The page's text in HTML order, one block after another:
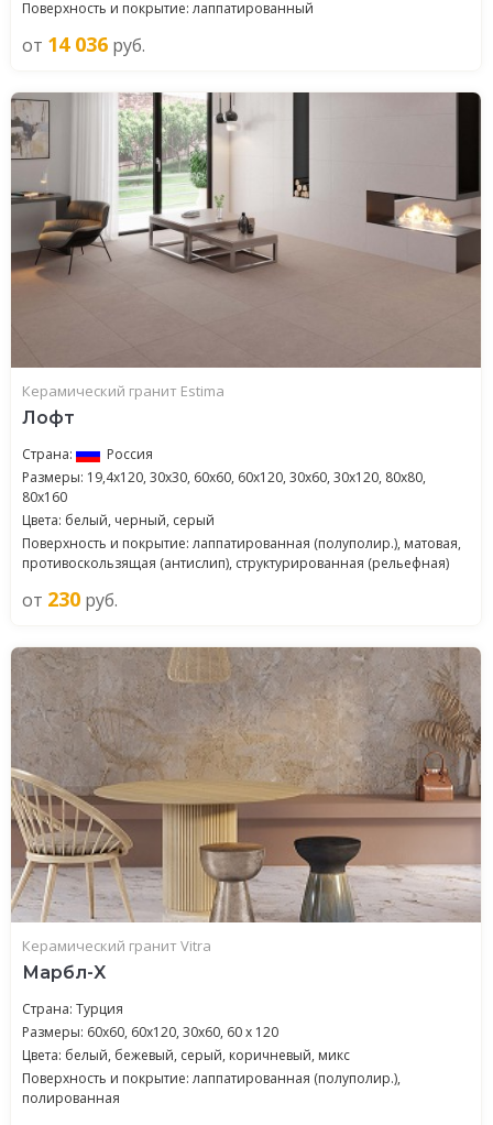
Поверхность и покрытие: лаппатированный
от 14 036 руб.
Керамический гранит Estima
Лофт
Страна:
Россия
Размеры: 19,4x120, 30x30, 60x60, 60x120, 30x60, 30x120, 80x80,
80x160
Цвета: белый, черный, серый
Поверхность и покрытие: лаппатированная (полуполир.), матовая,
противоскользящая (антислип), структурированная (рельефная)
от 230 руб.
Керамический гранит Vitra
Марбл-X
Страна: Турция
Размеры: 60x60, 60x120, 30x60, 60 x 120
Цвета: белый, бежевый, серый, коричневый, микс
Поверхность и покрытие: лаппатированная (полуполир.),
полированная